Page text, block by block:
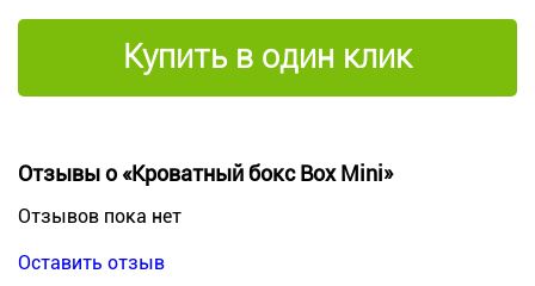
Купить в один клик
Отзывы о «Кроватный бокс Box Mini»
Отзывов пока нет
Оставить отзыв